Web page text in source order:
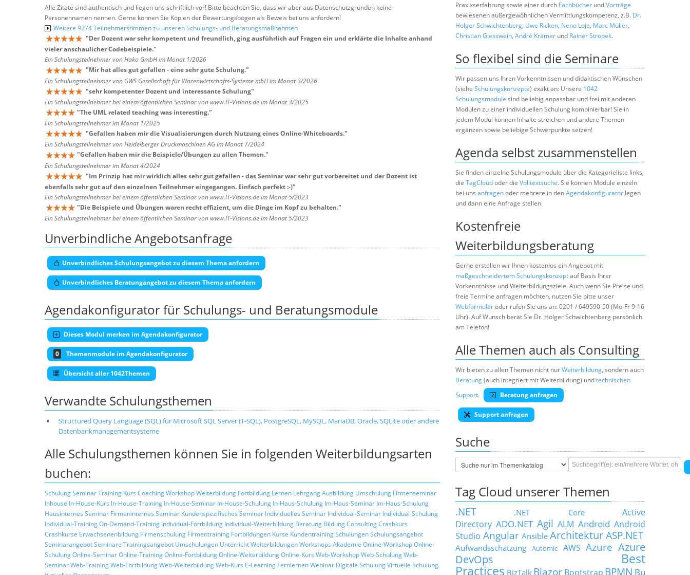
Alle Zitate sind authentisch und liegen uns schriftlich vor! Bitte beachten Sie, dass wir aber aus Datenschutzgründen keine
Personennamen nennen. Gerne können Sie Kopien der Bewertungsbögen als Beweis bei uns anfordern!
Weitere 9274 Teilnehmerstimmen zu unseren Schulungs- und Beratungsmaßnahmen
"Der Dozent war sehr kompetent und freundlich, ging ausführlich auf Fragen ein und erklärte die Inhalte anhand
vieler anschaulicher Codebeispiele."
Ein Schulungsteilnehmer von Hako GmbH im Monat 1/2026
"Mir hat alles gut gefallen - eine sehr gute Schulung."
Ein Schulungsteilnehmer von GWS Gesellschaft für Warenwirtschafts-Systeme mbH im Monat 3/2026
"sehr kompetenter Dozent und interessante Schulung"
Ein Schulungsteilnehmer bei einem öffentlichen Seminar von www.IT-Visions.de im Monat 3/2025
"The UML related teaching was interesting."
Ein Schulungsteilnehmer im Monat 1/2025
"Gefallen haben mir die Visualisierungen durch Nutzung eines Online-Whiteboards."
Ein Schulungsteilnehmer von Heidelberger Druckmaschinen AG im Monat 7/2024
"Gefallen haben mir die Beispiele/Übungen zu allen Themen."
Ein Schulungsteilnehmer im Monat 4/2024
"Im Prinzip hat mir wirklich alles sehr gut gefallen - das Seminar war sehr gut vorbereitet und der Dozent ist
ebenfalls sehr gut auf den einzelnen Teilnehmer eingegangen. Einfach perfekt :-)"
Ein Schulungsteilnehmer bei einem öffentlichen Seminar von www.IT-Visions.de im Monat 5/2023
"Die Beispiele und Übungen waren recht effizient, um die Dinge im Kopf zu behalten."
Ein Schulungsteilnehmer bei einem öffentlichen Seminar von www.IT-Visions.de im Monat 5/2023
Unverbindliche Angebotsanfrage
Unverbindliches Schulungsangebot zu diesem Thema anfordern
Unverbindliches Beratungangebot zu diesem Thema anfordern
Agendakonfigurator für Schulungs- und Beratungsmodule
Dieses Modul merken im Agendakonfigurator
0 Themenmodule im Agendakonfigurator
Übersicht aller 1042Themen
Verwandte Schulungsthemen
Structured Query Language (SQL) für Microsoft SQL Server (T-SQL), PostgreSQL, MySQL, MariaDB, Oracle, SQLite oder andere
Datenbankmanagementsysteme
Alle Schulungsthemen können Sie in folgenden Weiterbildungsarten
buchen:
SchulungSeminarTraining Kurs CoachingWorkshopWeiterbildung Fortbildung Lernen LehrgangAusbildung Umschulung Firmenseminar
Inhouse In-House-Kurs In-House-Training In-House-Seminar In-House-Schulung In-Haus-Schulung Im-Haus-Seminar Im-Haus-Schulung
Hausinternes Seminar Firmeninternes Seminar Kundenspezifisches Seminar Individuelles Seminar Individual-Seminar Individual-Schulung
Individual-TrainingOn-Demand-Training Individual-Fortbildung Individual-Weiterbildung Beratung BildungConsultingCrashkurs
Crashkurse Erwachsenenbildung Firmenschulung Firmentraining Fortbildungen Kurse KundentrainingSchulungenSchulungsangebot
SeminarangebotSeminare Trainingsangebot Umschulungen UnterrichtWeiterbildungenWorkshops Akademie Online-WorkshopOnline-
SchulungOnline-SeminarOnline-TrainingOnline-FortbildungOnline-WeiterbildungOnline-Kurs Web-WorkshopWeb-SchulungWeb-
SeminarWeb-TrainingWeb-FortbildungWeb-WeiterbildungWeb-Kurs E-Learning FernlernenWebinar Digitale SchulungVirtuelle Schulung
Praxixserfahrung sowie einer durch Fachbücher undVorträge
bewiesenen außergewöhnlichen Vermittlungskompetenz, z.B. Dr.
Holger Schwichtenberg, Uwe Ricken, Neno Loje, Marc Müller,
Christian Giesswein, André Krämer und Rainer Stropek.
So flexibel sind die Seminare
Wir passen uns Ihren Vorkenntnissen und didaktischen Wünschen
(siehe Schulungskonzepte) exakt an: Unsere 1042
Schulungsmodule sind beliebig anpassbar und frei mit anderen
Modulen zu einer individuellen Schulung kombinierbar! Sie in
jedem Modul können Inhalte streichen und andere Themen
ergänzen sowie beliebige Schwerpunkte setzen!
Agenda selbst zusammenstellen
Sie finden einzelne Schulungsmodule über die Kategorieliste links,
die TagCloudoder die Volltextsuche. Sie können Module einzeln
bei uns anfragenoder mehrere in denAgendakonfigurator legen
und dann eine Anfrage stellen.
Kostenfreie
Weiterbildungsberatung
Gerne erstellen wir Ihnen kostenlos ein Angebot mit
maßgeschneidertem Schulungskonzeptauf Basis Ihrer
Vorkenntnisse und Weiterbildungsziele. Auch wenn Sie Preise und
freie Termine anfragen möchten, nutzen Sie bitte unser
Webformularoder rufen Sie uns an: 0201 / 649590-50 (Mo-Fr 9-16
Uhr). Auf Wunsch berät Sie Dr. Holger Schwichtenberg persönlich
am Telefon!
Alle Themen auch als Consulting
Wir bieten zu allen Themen nicht nurWeiterbildung, sondern auch
Beratung(auch integriert mit Weiterbildung) undtechnischen
Support. Beratung anfragen
Support anfragen
Suche
Tag Cloud unserer Themen
.NET .NET Core
Active
Directory ADO.NET Agil ALM Android Android
Studio Angular Ansible Architektur ASP.NET
Aufwandsschätzung Automic AWS Azure Azure
DevOps
Best
Practices BizTalk Blazor Bootstrap BPMN Bu